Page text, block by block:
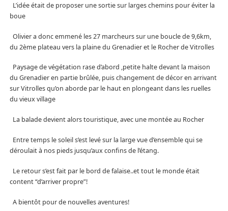
L’idée était de proposer une sortie sur larges chemins pour éviter la
boue
Olivier a donc emmené les 27 marcheurs sur une boucle de 9,6km,
du 2ème plateau vers la plaine du Grenadier et le Rocher de Vitrolles
Paysage de végétation rase d’abord ,petite halte devant la maison
du Grenadier en partie brûlée, puis changement de décor en arrivant
sur Vitrolles qu’on aborde par le haut en plongeant dans les ruelles
du vieux village
La balade devient alors touristique, avec une montée au Rocher
Entre temps le soleil s’est levé sur la large vue d’ensemble qui se
déroulait à nos pieds jusqu’aux confins de l’étang.
Le retour s’est fait par le bord de falaise..et tout le monde était
content “d’arriver propre”!
A bientôt pour de nouvelles aventures!